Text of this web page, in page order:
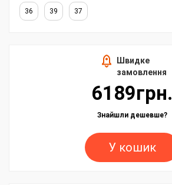
36 39 37
Швидке
замовлення
6189грн.
Знайшли дешевше?
У кошик